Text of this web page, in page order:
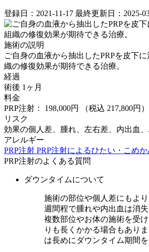
登録日：2021-11-17 最終更新日：2025-
施術の説明
ご自身の血液から抽出したPRPを皮下
織の修復効果が期待できる治療。
経過
術後 1ヶ月
料金
PRP注射： 198,000円
（税込 217,800円）
リスク
効果の個人差、腫れ、左右差、内出血、
アレルギー
PRP注射 PRP注射によるひたい・こめ
PRP注射のよくある質問
ダウンタイムについて
施術の部位や個人差にもよ
週間程で腫れや内出血は消失
複数部位やお体の施術を受
りも長くかかる場合もあり
は長めにダウンタイム期間を